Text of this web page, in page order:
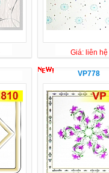
Giá: liên hệ
VP778